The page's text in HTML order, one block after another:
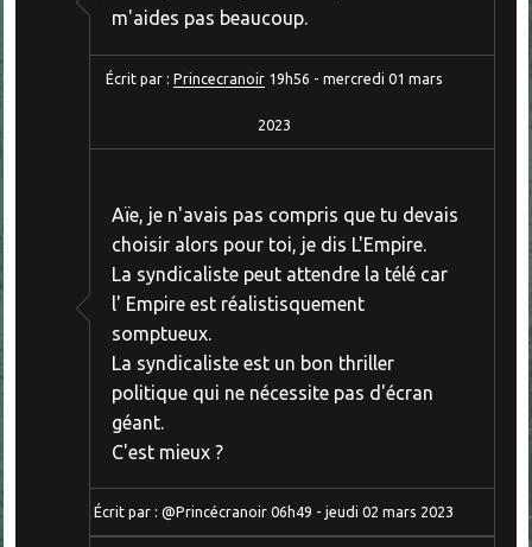
m'aides pas beaucoup.
Écrit par : Princecranoir 19h56 - mercredi 01 mars
2023
Aïe, je n'avais pas compris que tu devais
choisir alors pour toi, je dis L'Empire.
La syndicaliste peut attendre la télé car
l' Empire est réalistisquement
somptueux.
La syndicaliste est un bon thriller
politique qui ne nécessite pas d'écran
géant.
C'est mieux ?
Écrit par :@Princécranoir 06h49 -jeudi 02 mars 2023